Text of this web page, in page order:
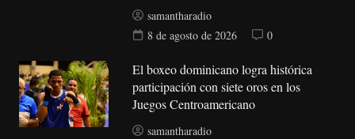
samantharadio
8 de agosto de 2026
0
El boxeo dominicano logra histórica
participación con siete oros en los
Juegos Centroamericano
samantharadio